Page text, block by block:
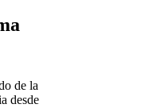
de la
desde